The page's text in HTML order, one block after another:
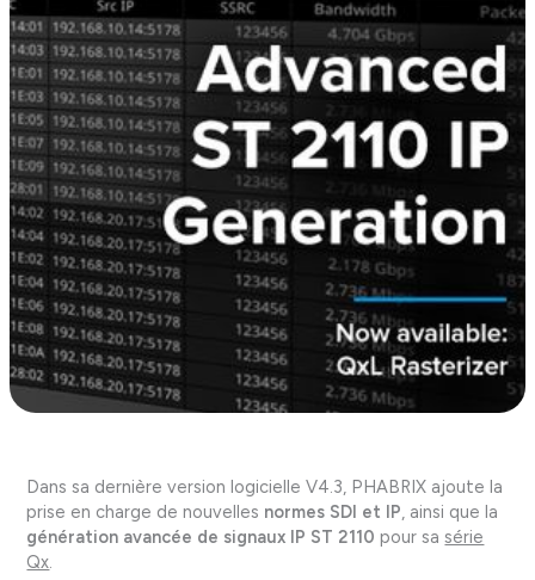
Dans sa dernière version logicielle V4.3, PHABRIX ajoute la
prise en charge de nouvelles normes SDI et IP , ainsi que la
génération avancée de signaux IP ST 2110 pour sasérie
Qx